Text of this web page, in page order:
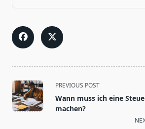
<span
class="nav-
subtitle
PREVIOUS POST
Wann muss ich eine
machen?